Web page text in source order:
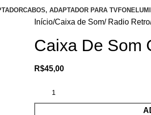
CABOS, ADAPTADOR PARA TVFONE
Início Caixa de Som/ Radio Retro
Caixa De Som
R$45,00